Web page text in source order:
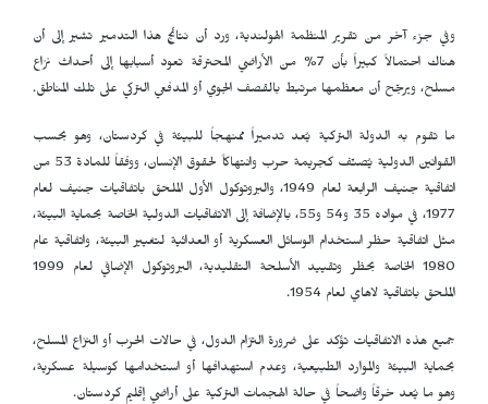
وفي جزء آخر من تقرير المنظمة الهولندية، ورد أن نتائج هذا التدمير تشير إلى أن
هناك احتمالاً كبيراً بأن 7% من الأراضي المحترقة تعود أسبابها إلى أحداث نزاع
مسلح، ويرجّح أن معظمها مرتبط بالقصف الجوي أو المدفعي التركي على تلك المناطق.
ما تقوم به الدولة التركية يُعد تدميراً ممنهجاً للبيئة في كردستان، وهو بحسب
القوانين الدولية يُصنّف كجريمة حرب وانتهاكاً لحقوق الإنسان، ووفقاً للمادة 53 من
اتفاقية جنيف الرابعة لعام 1949، والبروتوكول الأول الملحق باتفاقيات جنيف لعام
1977، في مواده 35 و54 و55، بالإضافة إلى الاتفاقيات الدولية الخاصة بحماية البيئة،
مثل اتفاقية حظر استخدام الوسائل العسكرية أو العدائية لتغيير البيئة، واتفاقية عام
1980 الخاصة بحظر وتقييد الأسلحة التقليدية، البروتوكول الإضافي لعام 1999
الملحق باتفاقية لاهاي لعام 1954.
جميع هذه الاتفاقيات تؤكد على ضرورة التزام الدول، في حالات الحرب أو النزاع المسلح،
بحماية البيئة والموارد الطبيعية، وعدم استهدافها أو استخدامها كوسيلة عسكرية،
وهو ما يُعد خرقاً واضحاً في حالة الهجمات التركية على أراضي إقليم كردستان.